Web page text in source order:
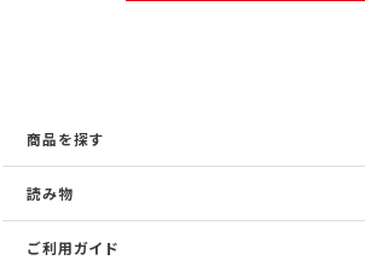
商品を探す
読み物
ご利用ガイド